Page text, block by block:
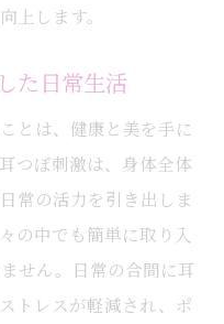
上します。
た日常生活
とは、健康と美を手に
つぼ刺激は、身体全体
常の活力を引き出しま
の中でも簡単に取り入
せん。日常の合間に耳
トレスが軽減され、ポ